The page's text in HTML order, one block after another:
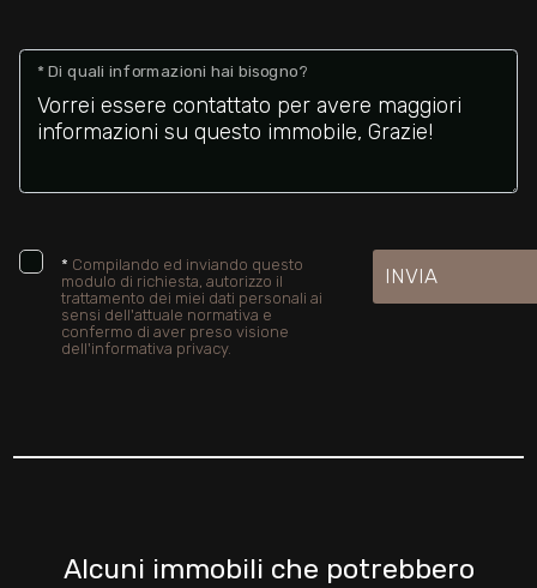
* Di quali informazioni hai bisogno?
* Compilando ed inviando questo
modulo di richiesta, autorizzo il
trattamento dei miei dati personali ai
sensi dell'attuale normativa e
confermo di aver preso visione
dell'informativa privacy.
INVIA
Alcuni immobili che potrebbero